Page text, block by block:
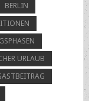
BERLIN
URLAUB